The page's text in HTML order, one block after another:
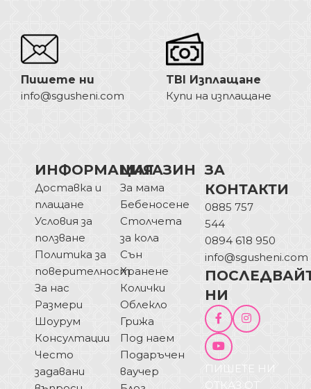
Пишете ни
info@sgusheni.com
TBI Изплащане
Купи на изплащане
ИНФОРМАЦИЯ
Доставка и
плащане
Условия за
ползване
Политика за
поверителност
За нас
Размери
Шоурум
Консултации
Често
задавани
МАГАЗИН
За мама
Бебеносене
Столчета
за кола
Сън
Хранене
Колички
Облекло
Грижа
Под наем
Подаръчен
ваучер
ЗА
КОНТАКТИ
0885 757
544
0894 618 950
info@sgusheni.com
НИ